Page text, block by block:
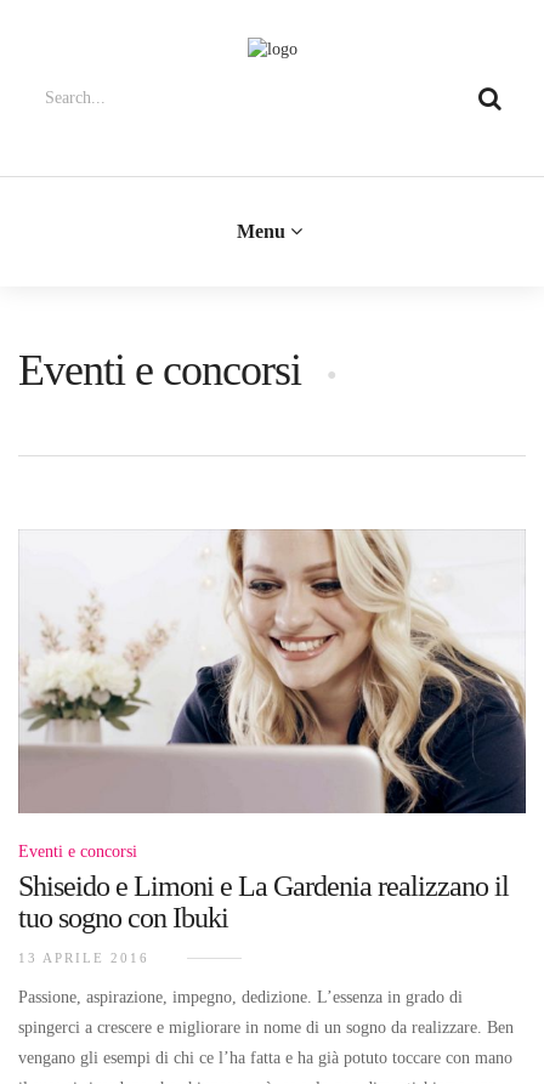
Menu
Eventi e concorsi
Eventi e concorsi
Shiseido e Limoni e La Gardenia realizzano il
tuo sogno con Ibuki
13 APRILE 2016
Passione, aspirazione, impegno, dedizione. L’essenza in grado di
spingerci a crescere e migliorare in nome di un sogno da realizzare. Ben
vengano gli esempi di chi ce l’ha fatta e ha già potuto toccare con mano